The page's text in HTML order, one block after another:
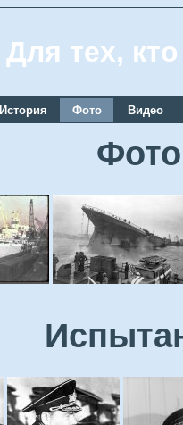
Для тех,
История Фото Видео